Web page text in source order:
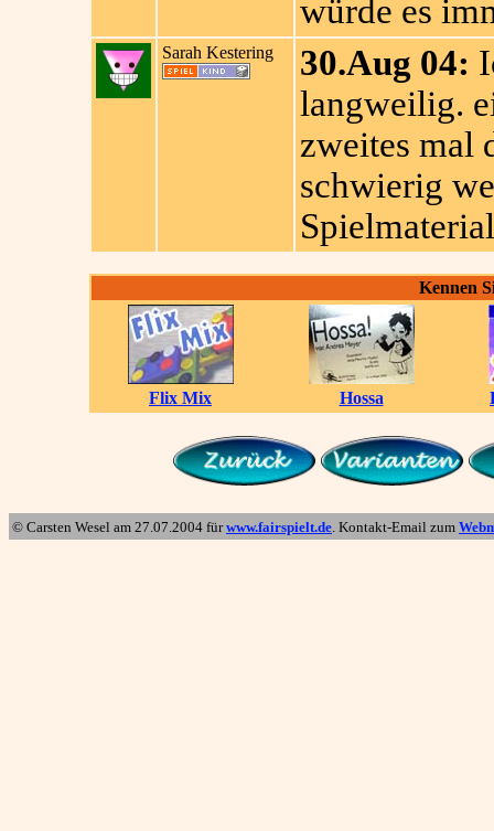
würde es
Sarah Kestering 30.Aug 04:
langweilig.
zweites mal
schwierig
Kennen
Flix Mix Hossa
© Carsten Wesel am 27.07.2004 fürwww.fairspielt.de. Kontakt-Email zum